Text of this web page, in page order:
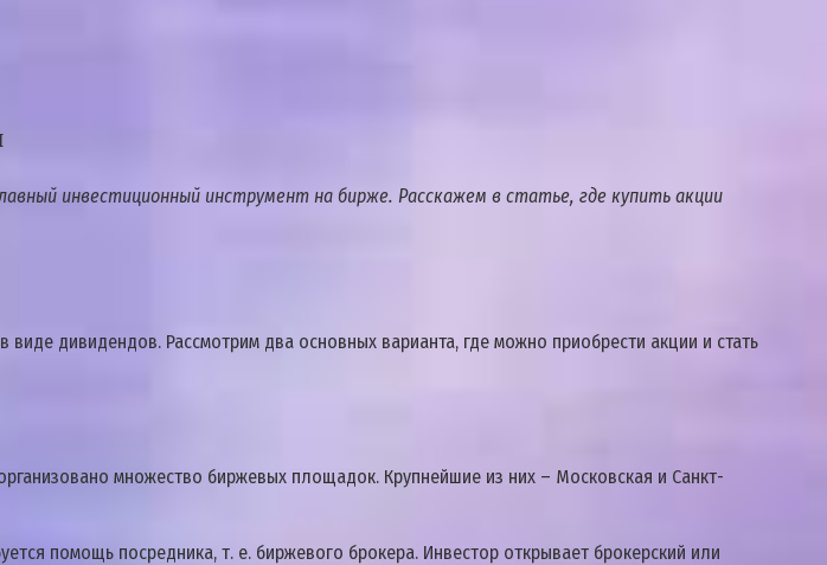
инвестиционный инструмент на бирже. Расскажем в статье, где купить акции
дивидендов. Рассмотрим два основных варианта, где можно приобрести акции и стать
множество биржевых площадок. Крупнейшие из них – Московская и Санкт-
помощь посредника, т. е. биржевого брокера. Инвестор открывает брокерский или